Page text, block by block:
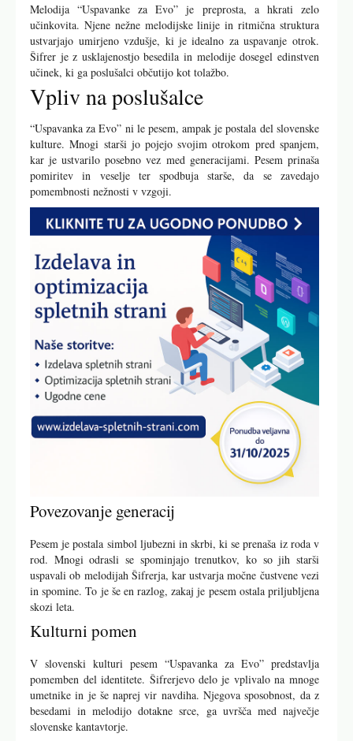
Melodija “Uspavanke za Evo” je preprosta, a hkrati zelo
učinkovita. Njene nežne melodijske linije in ritmična struktura
ustvarjajo umirjeno vzdušje, ki je idealno za uspavanje otrok.
Šifrer je z usklajenostjo besedila in melodije dosegel edinstven
učinek, ki ga poslušalci občutijo kot tolažbo.
Vpliv na poslušalce
“Uspavanka za Evo” ni le pesem, ampak je postala del slovenske
kulture. Mnogi starši jo pojejo svojim otrokom pred spanjem,
kar je ustvarilo posebno vez med generacijami. Pesem prinaša
pomiritev in veselje ter spodbuja starše, da se zavedajo
pomembnosti nežnosti v vzgoji.
Povezovanje generacij
Pesem je postala simbol ljubezni in skrbi, ki se prenaša iz roda v
rod. Mnogi odrasli se spominjajo trenutkov, ko so jih starši
uspavali ob melodijah Šifrerja, kar ustvarja močne čustvene vezi
in spomine. To je še en razlog, zakaj je pesem ostala priljubljena
skozi leta.
Kulturni pomen
V slovenski kulturi pesem “Uspavanka za Evo” predstavlja
pomemben del identitete. Šifrerjevo delo je vplivalo na mnoge
umetnike in je še naprej vir navdiha. Njegova sposobnost, da z
besedami in melodijo dotakne srce, ga uvršča med največje
slovenske kantavtorje.